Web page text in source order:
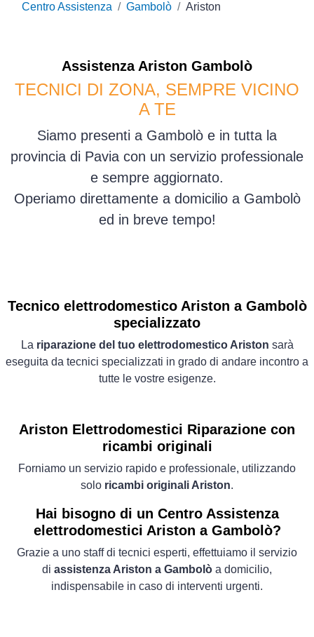
Centro Assistenza Gambolò Ariston
Assistenza Ariston Gambolò
TECNICI DI ZONA, SEMPRE VICINO
A TE
Siamo presenti a Gambolò e in tutta la
provincia di Pavia con un servizio professionale
e sempre aggiornato.
Operiamo direttamente a domicilio a Gambolò
ed in breve tempo!
Tecnico elettrodomestico Ariston a Gambolò
specializzato
La riparazione del tuo elettrodomestico Ariston sarà
eseguita da tecnici specializzati in grado di andare incontro a
tutte le vostre esigenze.
Ariston Elettrodomestici Riparazione con
ricambi originali
Forniamo un servizio rapido e professionale, utilizzando
solo ricambi originali Ariston.
Hai bisogno di un Centro Assistenza
elettrodomestici Ariston a Gambolò?
Grazie a uno staff di tecnici esperti, effettuiamo il servizio
di assistenza Ariston a Gambolò a domicilio,
indispensabile in caso di interventi urgenti.